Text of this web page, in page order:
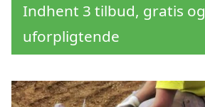
Indhent 3 tilbud, gratis og
uforpligtende